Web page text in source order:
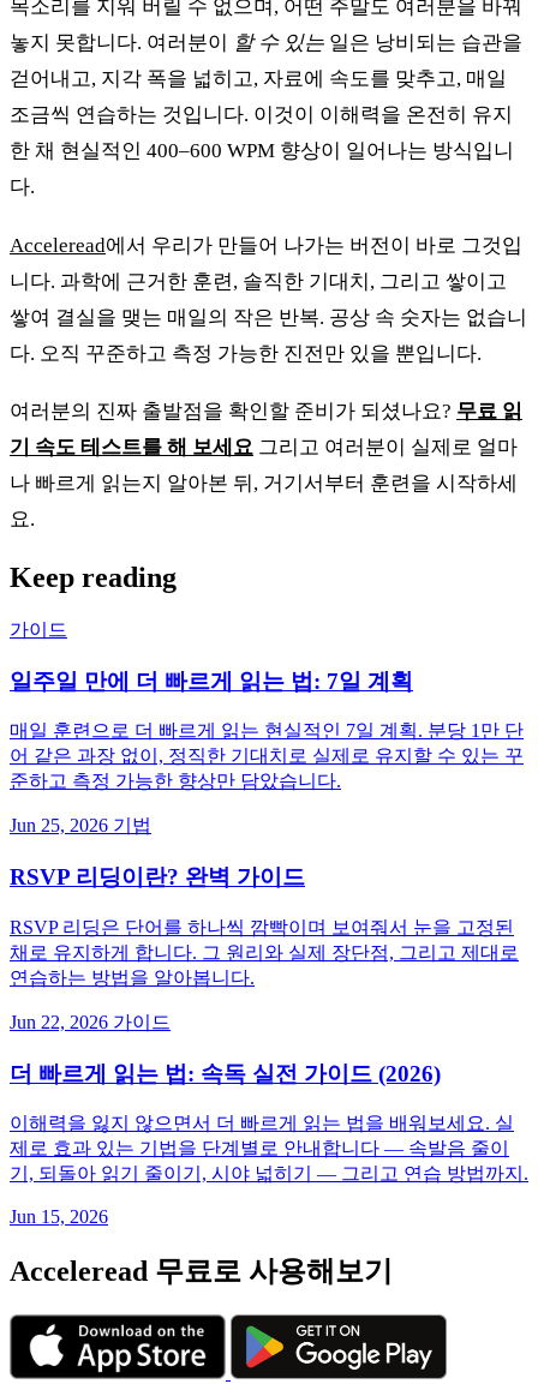
목소리를 지워 버릴 수 없으며, 어떤 주말도 여러분을 바꿔
놓지 못합니다. 여러분이
할 수 있는 일은 낭비되는 습관을
걷어내고, 지각 폭을 넓히고, 자료에 속도를 맞추고, 매일
조금씩 연습하는 것입니다. 이것이 이해력을 온전히 유지
한 채 현실적인 400–600 WPM 향상이 일어나는 방식입니
다.
Acceleread에서 우리가 만들어 나가는 버전이 바로 그것입
니다. 과학에 근거한 훈련, 솔직한 기대치, 그리고 쌓이고
쌓여 결실을 맺는 매일의 작은 반복. 공상 속 숫자는 없습니
다. 오직 꾸준하고 측정 가능한 진전만 있을 뿐입니다.
여러분의 진짜 출발점을 확인할 준비가 되셨나요? 무료 읽
기 속도 테스트를 해 보세요 그리고 여러분이 실제로 얼마
나 빠르게 읽는지 알아본 뒤, 거기서부터 훈련을 시작하세
요.
Keep reading
가이드
일주일 만에 더 빠르게 읽는 법: 7일 계획
매일 훈련으로 더 빠르게 읽는 현실적인 7일 계획. 분당 1만 단
어 같은 과장 없이, 정직한 기대치로 실제로 유지할 수 있는 꾸
준하고 측정 가능한 향상만 담았습니다.
Jun 25, 2026 기법
RSVP 리딩이란? 완벽 가이드
RSVP 리딩은 단어를 하나씩 깜빡이며 보여줘서 눈을 고정된
채로 유지하게 합니다. 그 원리와 실제 장단점, 그리고 제대로
연습하는 방법을 알아봅니다.
Jun 22, 2026 가이드
더 빠르게 읽는 법: 속독 실전 가이드 (2026)
이해력을 잃지 않으면서 더 빠르게 읽는 법을 배워보세요. 실
제로 효과 있는 기법을 단계별로 안내합니다 — 속발음 줄이
기, 되돌아 읽기 줄이기, 시야 넓히기 — 그리고 연습 방법까지.
Jun 15, 2026
Acceleread 무료로 사용해보기